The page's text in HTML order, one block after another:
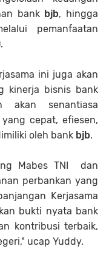
bank bjb, hingga
pemanfaatan
ini juga akan
kinerja bisnis bank
akan senantiasa
cepat, efiesen,
oleh bank bjb.
Mabes TNI dan
perbankan yang
Kerjasama
bukti nyata bank
kontribusi terbaik,
ucap Yuddy.